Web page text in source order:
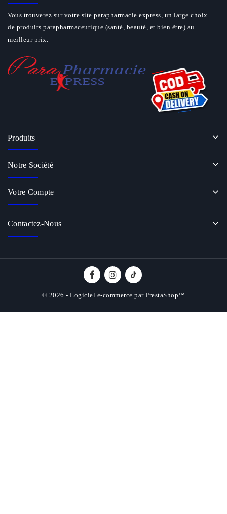
Vous trouverez sur votre site parapharmacie express, un large choix
de produits parapharmaceutique (santé, beauté, et bien être) au
meilleur prix.
Produits
Notre Société
Votre Compte
Contactez-Nous
© 2026 - Logiciel e-commerce par PrestaShop™